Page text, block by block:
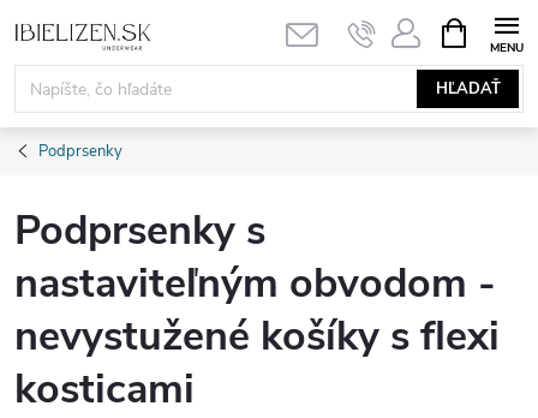
na
obsah
HĽADAŤ
KOŠÍK
Podprsenky
Podprsenky s
nastaviteľným obvodom -
nevystužené košíky s flexi
kosticami